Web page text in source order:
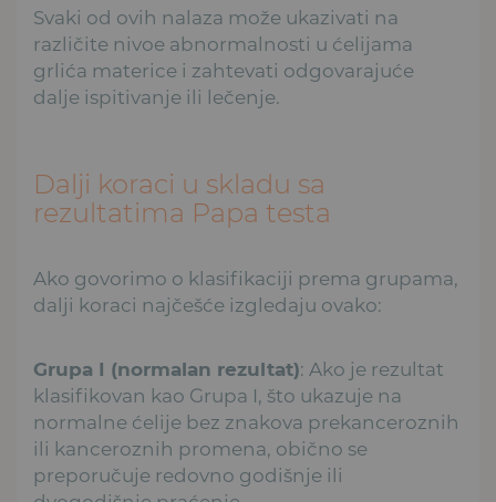
Svaki od ovih nalaza može ukazivati na
različite nivoe abnormalnosti u ćelijama
grlića materice i zahtevati odgovarajuće
dalje ispitivanje ili lečenje.
Dalji koraci u skladu sa
rezultatima Papa testa
Ako govorimo o klasifikaciji prema grupama,
dalji koraci najčešće izgledaju ovako:
Grupa I (normalan rezultat): Ako je rezultat
klasifikovan kao Grupa I, što ukazuje na
normalne ćelije bez znakova prekanceroznih
ili kanceroznih promena, obično se
preporučuje redovno godišnje ili